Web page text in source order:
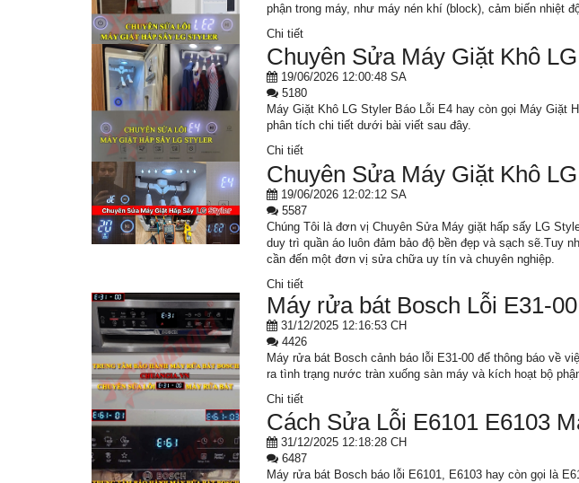
phận trong máy, như máy nén khí (block), cảm biến nhiệt
Chi tiết
Chuyên Sửa Máy Giặt Khô
19/06/2026 12:00:48 SA
5180
Máy Giặt Khô LG Styler Báo Lỗi E4 hay còn gọi Máy Giặt
phân tích chi tiết dưới bài viết sau đây.
Chi tiết
Chuyên Sửa Máy Giặt Khô
19/06/2026 12:02:12 SA
5587
Chúng Tôi là đơn vị Chuyên Sửa Máy giặt hấp sấy LG
duy trì quần áo luôn đảm bảo độ bền đẹp và sạch sẽ.Tuy
cần đến một đơn vị sửa chữa uy tín và chuyên nghiệp.
Chi tiết
Máy rửa bát Bosch Lỗi E31-
31/12/2025 12:16:53 CH
4426
Máy rửa bát Bosch cảnh báo lỗi E31-00 để thông báo về
ra tình trạng nước tràn xuống sàn máy và kích hoạt bộ
Chi tiết
Cách Sửa Lỗi E6101 E6103
31/12/2025 12:18:28 CH
6487
Máy rửa bát Bosch báo lỗi E6101, E6103 hay còn gọi là